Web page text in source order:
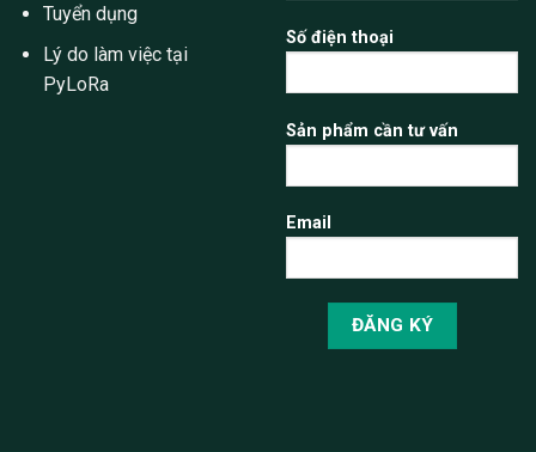
Tuyển dụng
Lý do làm việc tại
PyLoRa
Số điện thoại
Sản phẩm cần tư vấn
Email